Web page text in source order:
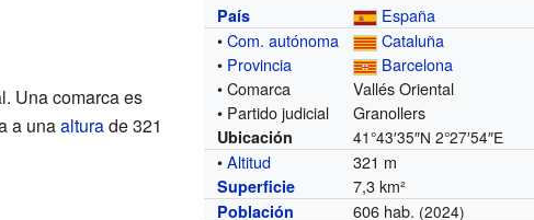
País
España
•Com. autónoma
Cataluña
• Provincia
Barcelona
• Comarca
Vallés Oriental
• Partido judicial
Granollers
Ubicación 41°43′35″N 2°27′54″E
•Altitud 321 m
Superficie 7,3 km²
Población 606 hab. (2024)
Una comarca es
a unaalturade 321